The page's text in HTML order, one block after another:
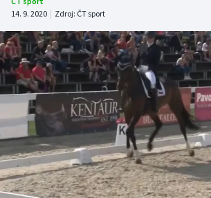
DALŠÍ SPORTY
Americký fotbal
Baseball a softbal
Basketbal
Biatlon
NEPŘEHLÉDNĚTE
Soutěže
Historické návraty
Aplikace ČT sport
14. 9. 2020 | Zdroj: ČT sport